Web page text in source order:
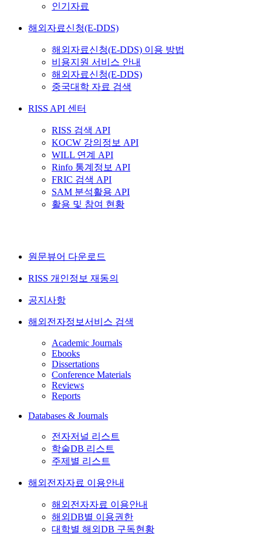
인기자료
해외자료신청(E-DDS)
해외자료신청(E-DDS) 이용 방법
비용지원 서비스 안내
해외자료신청(E-DDS)
중국대학 자료 검색
RISS API 센터
RISS 검색 API
KOCW 강의정보 API
WILL 연계 API
Rinfo 통계정보 API
FRIC 검색 API
SAM 분석활용 API
활용 및 참여 현황
원문뷰어 다운로드
RISS 개인정보 재동의
공지사항
해외전자정보서비스 검색
Academic Journals
Ebooks
Dissertations
Conference Materials
Reviews
Reports
Databases & Journals
전자저널 리스트
학술DB 리스트
주제별 리스트
해외전자자료 이용안내
해외전자자료 이용안내
해외DB별 이용권한
대학별 해외DB 구독현황